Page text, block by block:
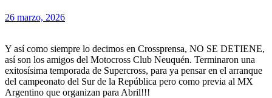
26 marzo, 2026
Y así como siempre lo decimos en Crossprensa, NO SE DETIENE,
así son los amigos del Motocross Club Neuquén. Terminaron una
exitosísima temporada de Supercross, para ya pensar en el arranque
del campeonato del Sur de la República pero como previa al MX
Argentino que organizan para Abril!!!